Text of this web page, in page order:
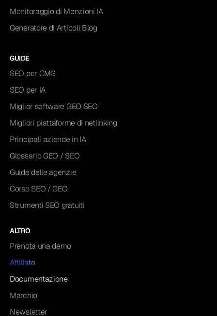
Monitoraggio di Menzioni IA
Generatore di Articoli Blog
GUIDE
SEO per CMS
SEO per IA
Miglior software GEO SEO
Migliori piattaforme di netlinking
Principali aziende in IA
Glossario GEO / SEO
Guide delle agenzie
Corso SEO / GEO
Strumenti SEO gratuiti
ALTRO
Prenota una demo
Affiliato
Documentazione
Marchio
Newsletter